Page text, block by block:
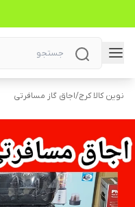
نوین کالا کرج/اجاق گاز مسافرتی